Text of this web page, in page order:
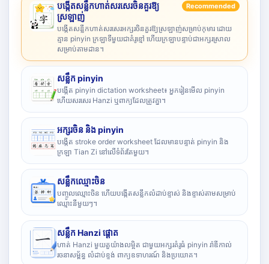
បង្កើតសន្លឹកហាត់សរសេរចិនគួរឱ្យ
ស្រឡាញ់
Recommended
បង្កើតសន្លឹកហាត់សរសេរអក្សរចិនគួរឱ្យស្រឡាញ់សម្រាប់កុមារ ដោយ
គ្មាន pinyin ក្រឡាទីមួយជាគំរូខ្មៅ ហើយក្រឡាបន្ទាប់ជាអក្សរស្រាល
សម្រាប់តាមដាន។
សន្លឹក pinyin
បង្កើត pinyin dictation worksheet៖ អ្នករៀនមើល pinyin
ហើយសរសេរ Hanzi ឬពាក្យដែលត្រូវគ្នា។
អក្សរចិន និង pinyin
បង្កើត stroke order worksheet ដែលមានបន្ទាត់ pinyin និង
ក្រឡា Tian Zi នៅលើទំព័រតែមួយ។
សន្លឹកឈ្មោះចិន
បញ្ចូលឈ្មោះចិន ហើយបង្កើតសន្លឹកលំដាប់ខ្ទាស់ និងខ្ទាស់តាមសម្រាប់
ឈ្មោះនីមួយៗ។
សន្លឹក Hanzi ផ្តោត
ហាត់ Hanzi មួយតួយ៉ាងលម្អិត ជាមួយអក្សរគំរូធំ pinyin រ៉ាឌីកាល់
រចនាសម្ព័ន្ធ លំដាប់ខ្ទង់ ពាក្យឧទាហរណ៍ និងប្រយោគ។